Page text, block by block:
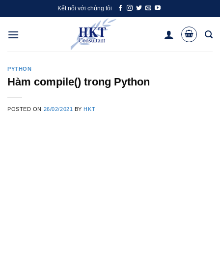
to
content
Kết nối với chúng tôi
PYTHON
Hàm compile() trong Python
POSTED ON 26/02/2021 BY HKT